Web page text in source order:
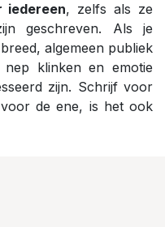
iedereen, zelfs als ze
geschreven. Als je
algemeen publiek
klinken en emotie
zijn. Schrijf voor
de ene, is het ook